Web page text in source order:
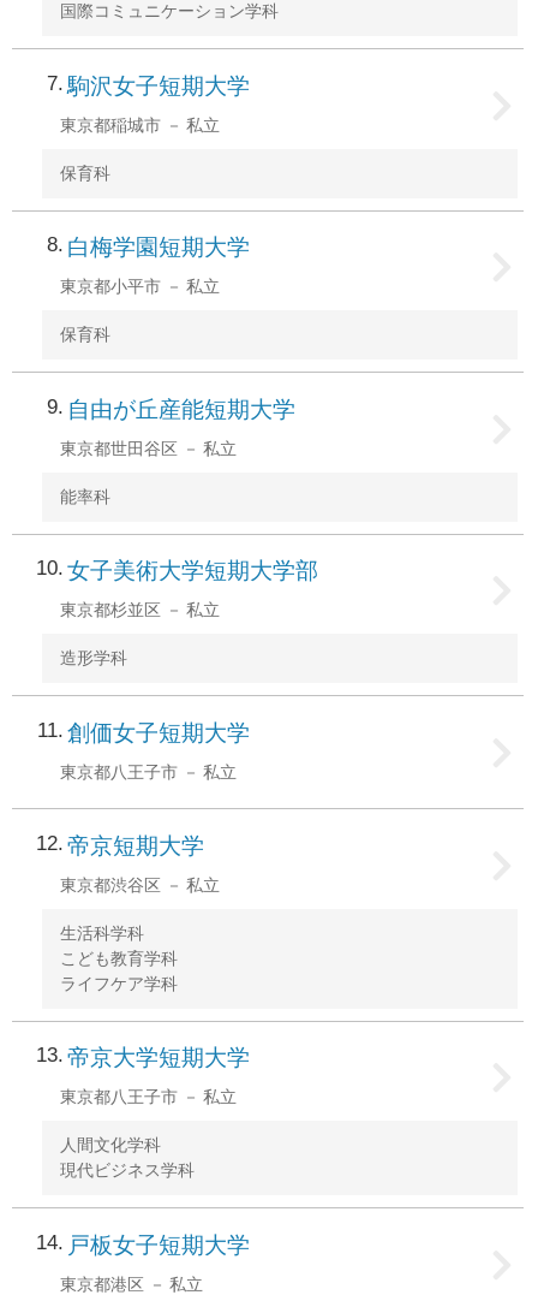
国際コミュニケーション学科
7 駒沢女子短期大学
東京都稲城市 私立
保育科
8 白梅学園短期大学
東京都小平市 私立
保育科
9 自由が丘産能短期大学
東京都世田谷区 私立
能率科
10 女子美術大学短期大学部
東京都杉並区 私立
造形学科
11 創価女子短期大学
東京都八王子市 私立
12 帝京短期大学
東京都渋谷区 私立
生活科学科
こども教育学科
ライフケア学科
13 帝京大学短期大学
東京都八王子市 私立
人間文化学科
現代ビジネス学科
14 戸板女子短期大学
東京都港区 私立